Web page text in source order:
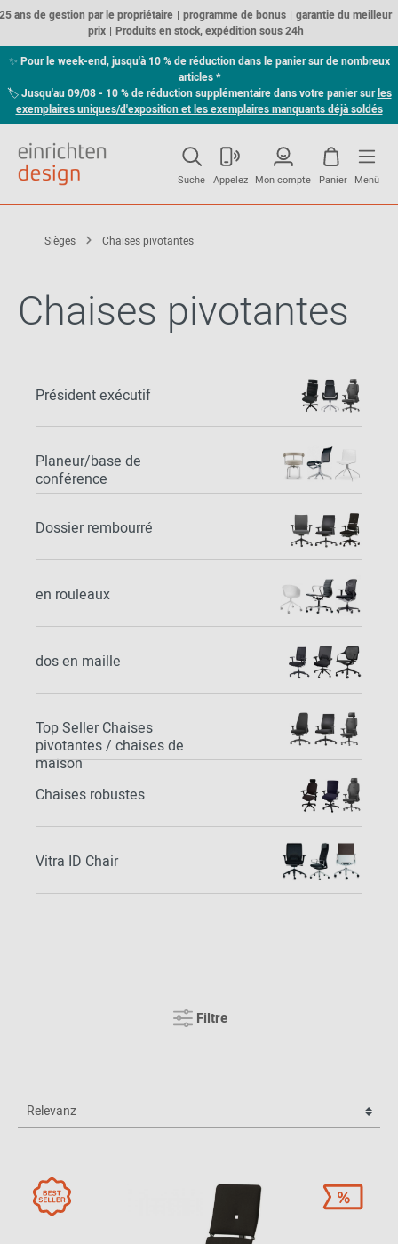
ans de gestion par le propriétaire programme de bonus
garantie du meilleur
prix
Produits en stock,expédition sous 24h
✨ Pour le week-end, jusqu'à 10 % de réduction dans le panier sur de nombreux
articles *
🏷Jusqu'au 09/08 - 10 % de réduction supplémentaire dans votre panier surles
exemplaires uniques/d'exposition et les exemplaires manquants déjà soldés
Suche Appelez Mon compte Panier Menü
Sièges Chaises pivotantes
Chaises pivotantes
Président exécutif
Planeur/base de
conférence
Dossier rembourré
en rouleaux
dos en maille
Top Seller Chaises
pivotantes / chaises de
maison
Chaises robustes
Vitra ID Chair
Filtre